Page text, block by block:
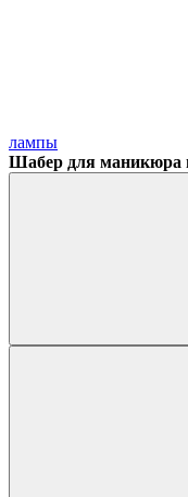
лампы
Шабер для маникюра